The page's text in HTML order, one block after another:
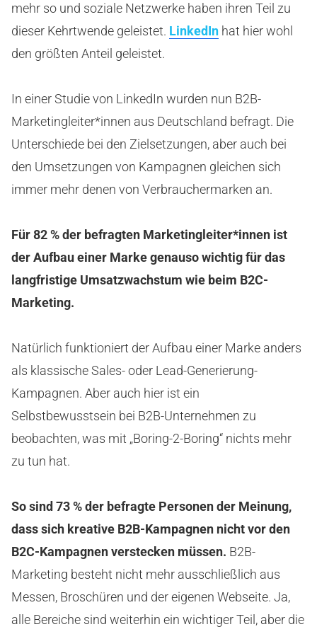
mehr so und soziale Netzwerke haben ihren Teil zu
dieser Kehrtwende geleistet. LinkedIn hat hier wohl
den größten Anteil geleistet.
In einer Studie von LinkedIn wurden nun B2B-
Marketingleiter*innen aus Deutschland befragt. Die
Unterschiede bei den Zielsetzungen, aber auch bei
den Umsetzungen von Kampagnen gleichen sich
immer mehr denen von Verbrauchermarken an.
Für 82 % der befragten Marketingleiter*innen ist
der Aufbau einer Marke genauso wichtig für das
langfristige Umsatzwachstum wie beim B2C-
Marketing.
Natürlich funktioniert der Aufbau einer Marke anders
als klassische Sales- oder Lead-Generierung-
Kampagnen. Aber auch hier ist ein
Selbstbewusstsein bei B2B-Unternehmen zu
beobachten, was mit „Boring-2-Boring“ nichts mehr
zu tun hat.
So sind 73 % der befragte Personen der Meinung,
dass sich kreative B2B-Kampagnen nicht vor den
B2C-Kampagnen verstecken müssen. B2B-
Marketing besteht nicht mehr ausschließlich aus
Messen, Broschüren und der eigenen Webseite. Ja,
alle Bereiche sind weiterhin ein wichtiger Teil, aber die